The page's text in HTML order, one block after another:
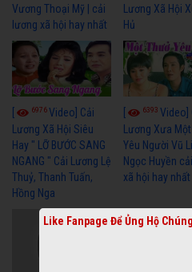
Vương Thoại Mỹ | cải
lương xã hội hay nhất
Lương Xã Hội
Hủ
6976Video] Cải
Lương Xã Hội Siêu
Hay " LỠ BƯỚC SANG
NGANG " Cải Lương Lệ
Thuỷ, Thanh Tuấn,
Hồng Nga
6393Video]
Lương Xưa
Yêu Người Vũ
Ngọc Huyền
xã hội hay nhất
Like Fanpage Để Ủng Hộ